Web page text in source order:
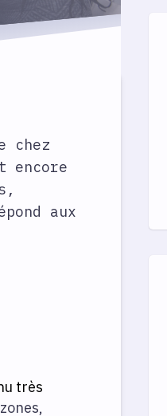
chez
encore
aux
très
zones,